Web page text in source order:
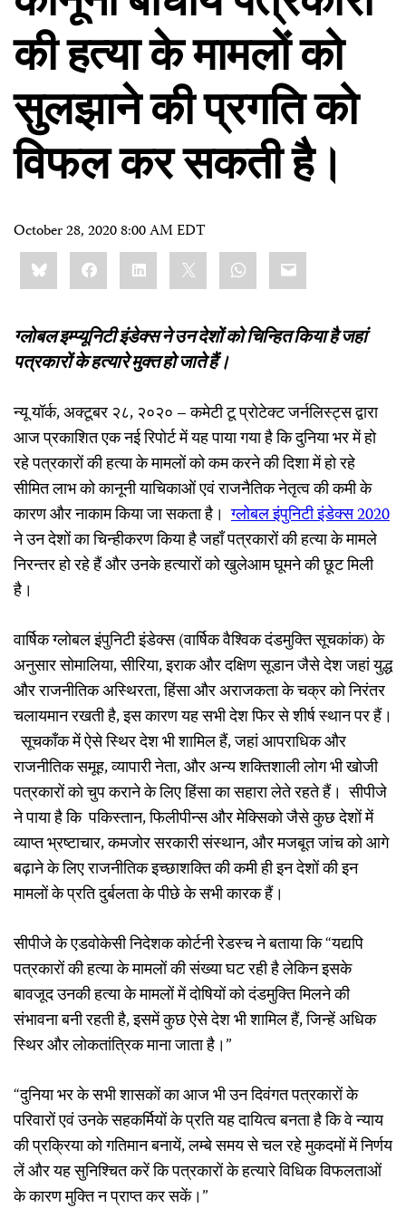
की हत्या के मामलों को
सुलझाने की प्रगति को
विफल कर सकती है।
October 28, 2020 8:00 AM EDT
Share
this:BlueskyFacebookLinkedIn WhatsApp
Email
ग्लोबलइम्प्यूनिटीइंडेक्सनेउनदेशोंकोचिन्हितकियाहैजहां
पत्रकारोंकेहत्यारेमुक्तहोजातेहैं।
न्यू यॉर्क, अक्टूबर २८, २०२० – कमेटी टू प्रोटेक्ट जर्नलिस्ट्स द्वारा
आज प्रकाशित एक नई रिपोर्ट में यह पाया गया है कि दुनिया भर में हो
रहे पत्रकारों की हत्या के मामलों को कम करने की दिशा में हो रहे
सीमित लाभ को कानूनी याचिकाओं एवं राजनैतिक नेतृत्व की कमी के
कारण और नाकाम किया जा सकता है।ग्लोबल इंपुनिटी इंडेक्स 2020
ने उन देशों का चिन्हीकरण किया है जहाँ पत्रकारों की हत्या के मामले
निरन्तर हो रहे हैं और उनके हत्यारों को खुलेआम घूमने की छूट मिली
है।
वार्षिक ग्लोबल इंपुनिटी इंडेक्स (वार्षिक वैश्विक दंडमुक्ति सूचकांक) के
अनुसार सोमालिया, सीरिया, इराक और दक्षिण सूडान जैसे देश जहां युद्ध
और राजनीतिक अस्थिरता, हिंसा और अराजकता के चक्र को निरंतर
चलायमान रखती है, इस कारण यह सभी देश फिर से शीर्ष स्थान पर हैं।
सूचकाँक में ऐसे स्थिर देश भी शामिल हैं, जहां आपराधिक और
राजनीतिक समूह, व्यापारी नेता, और अन्य शक्तिशाली लोग भी खोजी
पत्रकारों को चुप कराने के लिए हिंसा का सहारा लेते रहते हैं। सीपीजे
ने पाया है कि पकिस्तान, फिलीपीन्स और मेक्सिको जैसे कुछ देशों में
व्याप्त भ्रष्टाचार, कमजोर सरकारी संस्थान, और मजबूत जांच को आगे
बढ़ाने के लिए राजनीतिक इच्छाशक्ति की कमी ही इन देशों की इन
मामलों के प्रति दुर्बलता के पीछे के सभी कारक हैं।
सीपीजे के एडवोकेसी निदेशक कोर्टनी रेडस्च ने बताया कि “यद्यपि
पत्रकारों की हत्या के मामलों की संख्या घट रही है लेकिन इसके
बावजूद उनकी हत्या के मामलों में दोषियों को दंडमुक्ति मिलने की
संभावना बनी रहती है, इसमें कुछ ऐसे देश भी शामिल हैं, जिन्हें अधिक
स्थिर और लोकतांत्रिक माना जाता है।”
“दुनिया भर के सभी शासकों का आज भी उन दिवंगत पत्रकारों के
परिवारों एवं उनके सहकर्मियों के प्रति यह दायित्व बनता है कि वे न्याय
की प्रक्रिया को गतिमान बनायें, लम्बे समय से चल रहे मुकदमों में निर्णय
लें और यह सुनिश्चित करें कि पत्रकारों के हत्यारे विधिक विफलताओं
के कारण मुक्ति न प्राप्त कर सकें।”